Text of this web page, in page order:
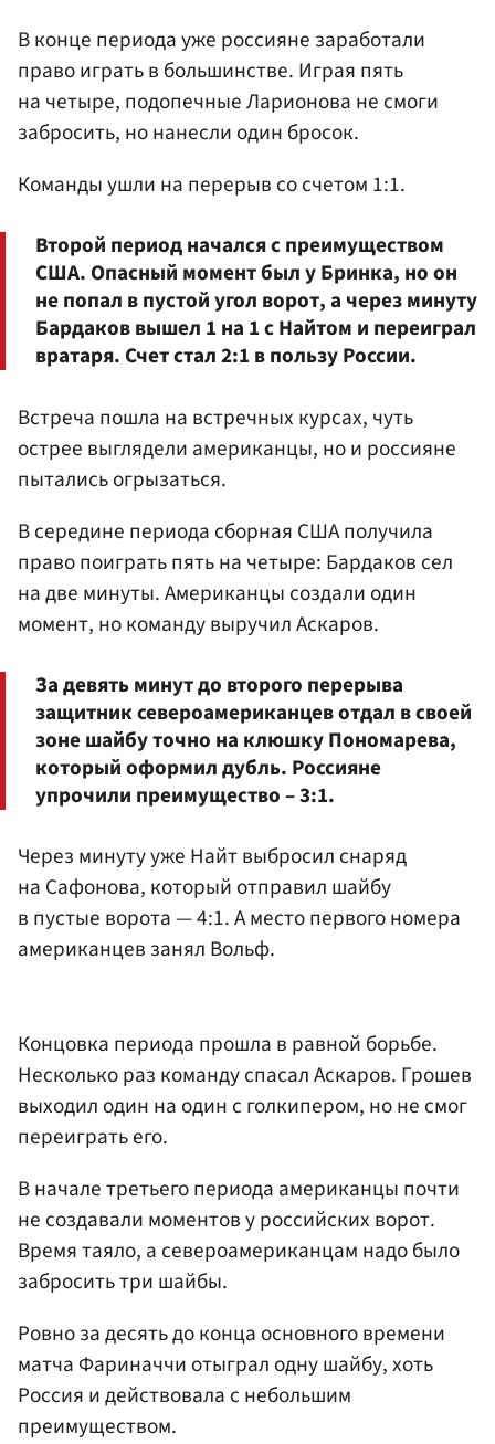
В конце периода уже россияне заработали
право играть в большинстве. Играя пять
на четыре, подопечные Ларионова не смоги
забросить, но нанесли один бросок.
Команды ушли на перерыв со счетом 1:1.
Второй период начался с преимуществом
США. Опасный момент был у Бринка, но он
не попал в пустой угол ворот, а через минуту
Бардаков вышел 1 на 1 с Найтом и переиграл
вратаря. Счет стал 2:1 в пользу России.
Встреча пошла на встречных курсах, чуть
острее выглядели американцы, но и россияне
пытались огрызаться.
В середине периода сборная США получила
право поиграть пять на четыре: Бардаков сел
на две минуты. Американцы создали один
момент, но команду выручил Аскаров.
За девять минут до второго перерыва
защитник североамериканцев отдал в своей
зоне шайбу точно на клюшку Пономарева,
который оформил дубль. Россияне
упрочили преимущество – 3:1.
Через минуту уже Найт выбросил снаряд
на Сафонова, который отправил шайбу
в пустые ворота — 4:1. А место первого номера
американцев занял Вольф.
Концовка периода прошла в равной борьбе.
Несколько раз команду спасал Аскаров. Грошев
выходил один на один с голкипером, но не смог
переиграть его.
В начале третьего периода американцы почти
не создавали моментов у российских ворот.
Время таяло, а североамериканцам надо было
забросить три шайбы.
Ровно за десять до конца основного времени
матча Фариначчи отыграл одну шайбу, хоть
Россия и действовала с небольшим
преимуществом.